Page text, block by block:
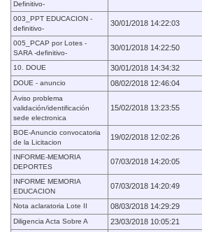
Definitivo-
003_PPT EDUCACION -
definitivo-
30/01/2018 14:22:03
005_PCAP por Lotes -
SARA -definitivo-
30/01/2018 14:22:50
10. DOUE 30/01/2018 14:34:32
DOUE - anuncio
08/02/2018 12:46:04
Aviso problema
validación/identificación
sede electronica
15/02/2018 13:23:55
BOE-Anuncio convocatoria
de la Licitacion
19/02/2018 12:02:26
INFORME-MEMORIA
DEPORTES
07/03/2018 14:20:05
INFORME MEMORIA
EDUCACION
07/03/2018 14:20:49
Nota aclaratoria Lote II 08/03/2018 14:29:29
Diligencia Acta Sobre A
23/03/2018 10:05:21